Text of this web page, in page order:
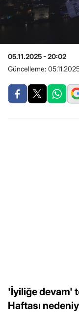
05.11.2025 - 20:02
Güncelleme:
'İyiliğe devam'
Haftası